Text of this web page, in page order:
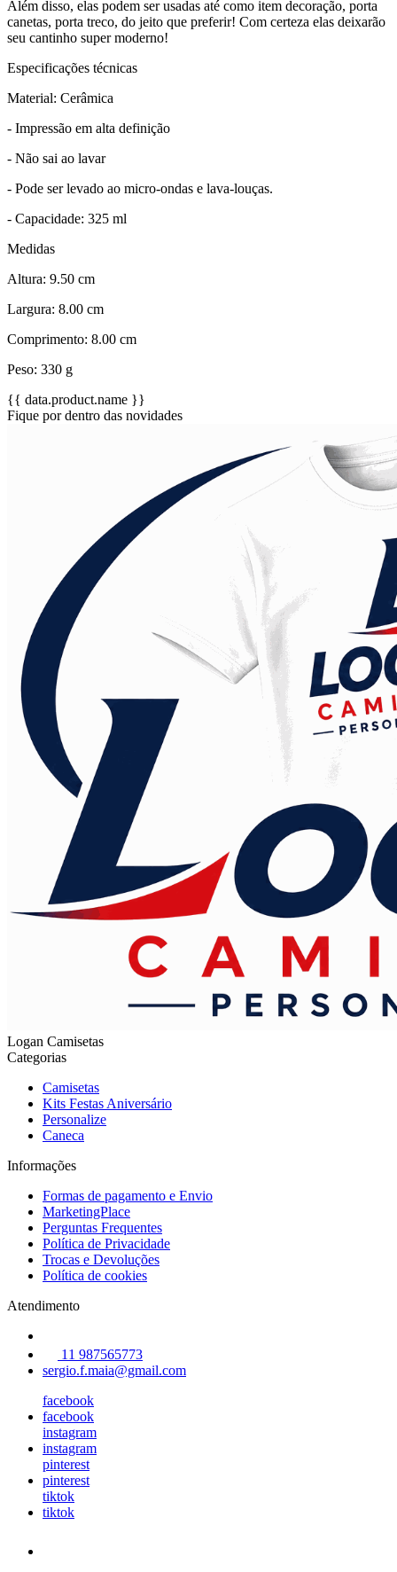
Além disso, elas podem ser usadas até como item decoração, porta
canetas, porta treco, do jeito que preferir! Com certeza elas deixarão
seu cantinho super moderno!
Especificações técnicas
Material: Cerâmica
- Impressão em alta definição
- Não sai ao lavar
- Pode ser levado ao micro-ondas e lava-louças.
- Capacidade: 325 ml
Medidas
Altura: 9.50 cm
Largura: 8.00 cm
Comprimento: 8.00 cm
Peso: 330 g
{{ data.product.name }}
Fique por dentro das novidades
Logan Camisetas
Categorias
Camisetas
Kits Festas Aniversário
Personalize
Caneca
Informações
Formas de pagamento e Envio
MarketingPlace
Perguntas Frequentes
Política de Privacidade
Trocas e Devoluções
Política de cookies
Atendimento
11 987565773
sergio.f.maia@gmail.com
facebook
facebook
instagram
instagram
pinterest
pinterest
tiktok
tiktok